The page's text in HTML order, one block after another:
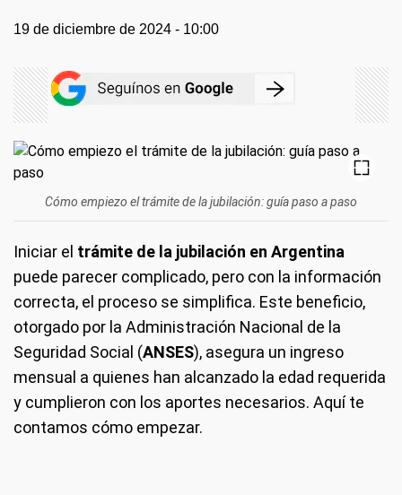
19 de diciembre de 2024 - 10:00
Cómo empiezo el trámite de la jubilación: guía paso a paso
Iniciar el trámite de la jubilación en Argentina
puede parecer complicado, pero con la información
correcta, el proceso se simplifica. Este beneficio,
otorgado por la Administración Nacional de la
Seguridad Social (ANSES), asegura un ingreso
mensual a quienes han alcanzado la edad requerida
y cumplieron con los aportes necesarios. Aquí te
contamos cómo empezar.